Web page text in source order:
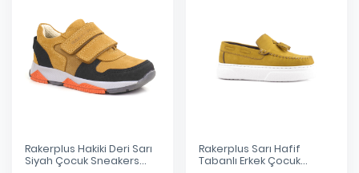
Rakerplus Hakiki Deri Sarı
Siyah Çocuk Sneakers
Rakerplus Sarı Hafif
Tabanlı Erkek Çocuk